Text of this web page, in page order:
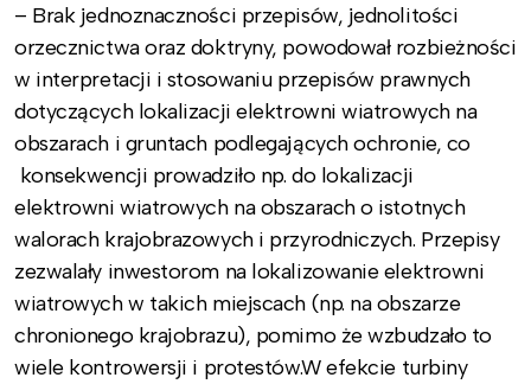
– Brak jednoznaczności przepisów, jednolitości
orzecznictwa oraz doktryny, powodował rozbieżności
w interpretacji i stosowaniu przepisów prawnych
dotyczących lokalizacji elektrowni wiatrowych na
obszarach i gruntach podlegających ochronie, co
konsekwencji prowadziło np. do lokalizacji
elektrowni wiatrowych na obszarach o istotnych
walorach krajobrazowych i przyrodniczych. Przepisy
zezwalały inwestorom na lokalizowanie elektrowni
wiatrowych w takich miejscach (np. na obszarze
chronionego krajobrazu), pomimo że wzbudzało to
wiele kontrowersji i protestów.W efekcie turbiny